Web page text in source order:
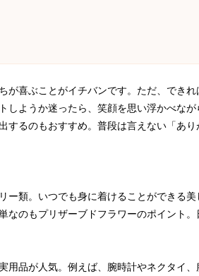
喜ぶことがイチバンです。ただ、でき
ようか迷ったら、笑顔を思い浮かべ
するのもおすすめ。普段は言えない「
類。いつでも身に着けることができ
のもプリザーブドフラワーのポイン
品が人気。例えば、腕時計やネクタイ